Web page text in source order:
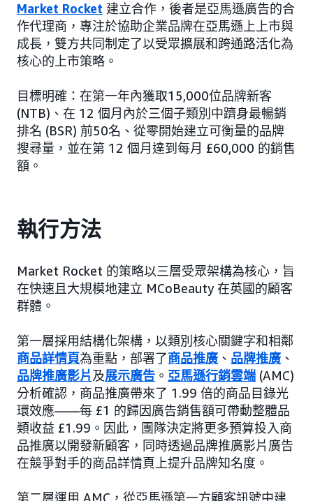
Market Rocket 建立合作，後者是亞馬遜廣告的合
作代理商，專注於協助企業品牌在亞馬遜上上市與
成長，雙方共同制定了以受眾擴展和跨通路活化為
核心的上市策略。
目標明確：在第一年內獲取15,000位品牌新客
(NTB)、在 12 個月內於三個子類別中躋身最暢銷
排名 (BSR) 前50名、從零開始建立可衡量的品牌
搜尋量，並在第 12 個月達到每月 £60,000 的銷售
額。
執行方法
Market Rocket 的策略以三層受眾架構為核心，旨
在快速且大規模地建立 MCoBeauty 在英國的顧客
群體。
第一層採用結構化架構，以類別核心關鍵字和相鄰
商品詳情頁為重點，部署了商品推廣 、 品牌推廣 、
品牌推廣影片及展示廣告 。 亞馬遜行銷雲端 (AMC)
分析確認，商品推廣帶來了 1.99 倍的商品目錄光
環效應——每 £1 的歸因廣告銷售額可帶動整體品
類收益 £1.99。因此，團隊決定將更多預算投入商
品推廣以開發新顧客，同時透過品牌推廣影片廣告
在競爭對手的商品詳情頁上提升品牌知名度。
第二層運用 AMC，從亞馬遜第一方顧客訊號中建